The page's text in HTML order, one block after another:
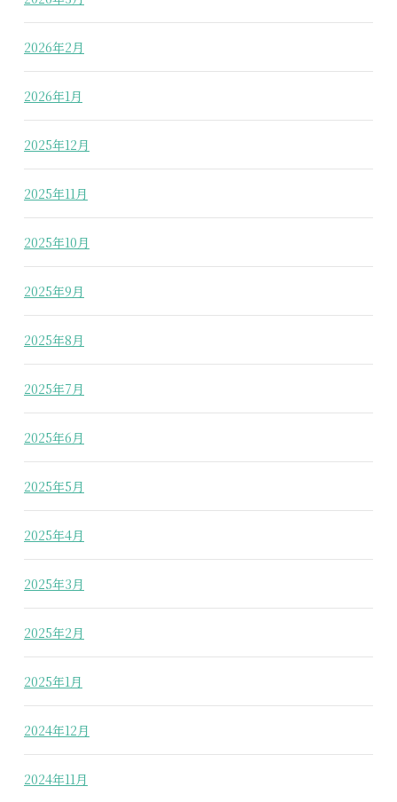
2026年2月
2026年1月
2025年12月
2025年11月
2025年10月
2025年9月
2025年8月
2025年7月
2025年6月
2025年5月
2025年4月
2025年3月
2025年2月
2025年1月
2024年12月
2024年11月